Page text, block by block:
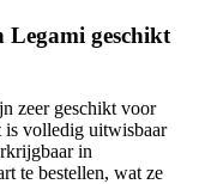
Legami geschikt
zeer geschikt voor
is volledig uitwisbaar
in
te bestellen, wat ze